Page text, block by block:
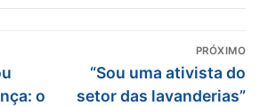
o
PRÓXIMO
“Sou uma ativista do
setor das lavanderias”